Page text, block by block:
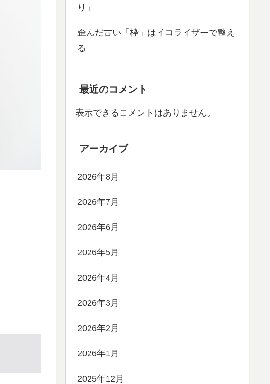
り」
歪んだ古い「枠」はイコライザーで整え
る
最近のコメント
表示できるコメントはありません。
アーカイブ
2026年8月
2026年7月
2026年6月
2026年5月
2026年4月
2026年3月
2026年2月
2026年1月
2025年12月